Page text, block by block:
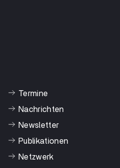
Termine
Nachrichten
Newsletter
Publikationen
Netzwerk